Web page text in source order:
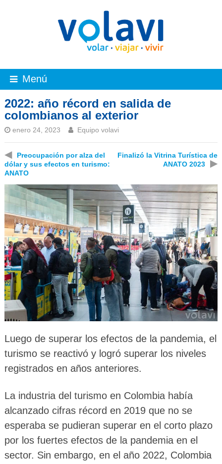
Menú
2022: año récord en salida de
colombianos al exterior
enero 24, 2023 Equipo volavi
◀
Preocupación por alza del
dólar y sus efectos en turismo:
ANATO
Finalizó la Vitrina Turística de
ANATO 2023
▶
Luego de superar los efectos de la pandemia, el
turismo se reactivó y logró superar los niveles
registrados en años anteriores.
La industria del turismo en Colombia había
alcanzado cifras récord en 2019 que no se
esperaba se pudieran superar en el corto plazo
por los fuertes efectos de la pandemia en el
sector. Sin embargo, en el año 2022, Colombia